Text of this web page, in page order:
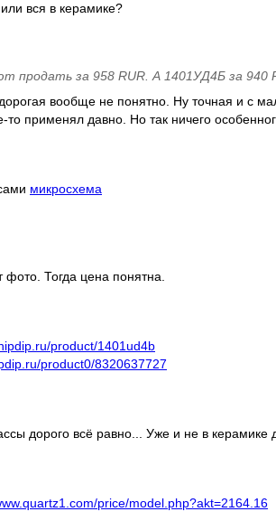
вся в керамике?
продать за 958 RUR. А 1401УД4Б за 940
вообще не понятно. Ну точная и с
применял давно. Но так ничего
микросхема
фото. Тогда цена понятна.
product/1401ud4b
product0/8320637727
дорого всё равно... Уже и не в керамике
price/model.php?akt=2164.16